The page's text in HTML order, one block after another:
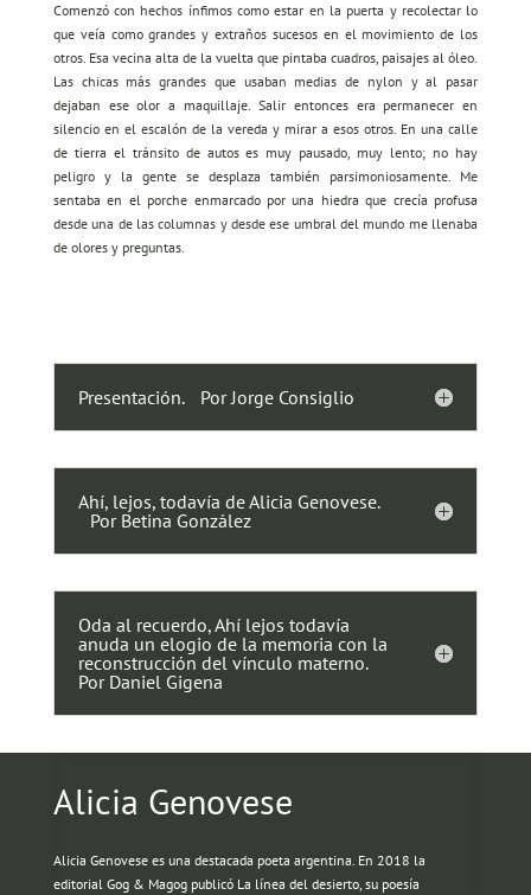
Comenzó con hechos ínfimos como estar en la puerta y recolectar lo
que veía como grandes y extraños sucesos en el movimiento de los
otros. Esa vecina alta de la vuelta que pintaba cuadros, paisajes al óleo.
Las chicas más grandes que usaban medias de nylon y al pasar
dejaban ese olor a maquillaje. Salir entonces era permanecer en
silencio en el escalón de la vereda y mirar a esos otros. En una calle
de tierra el tránsito de autos es muy pausado, muy lento; no hay
peligro y la gente se desplaza también parsimoniosamente. Me
sentaba en el porche enmarcado por una hiedra que crecía profusa
desde una de las columnas y desde ese umbral del mundo me llenaba
de olores y preguntas.
Presentación. Por Jorge Consiglio
Ahí, lejos, todavía de Alicia Genovese.
Por Betina González
Oda al recuerdo, Ahí lejos todavía
anuda un elogio de la memoria con la
reconstrucción del vínculo materno.
Por Daniel Gigena
Alicia Genovese
Alicia Genovesees una destacada poeta argentina. En 2018 la
editorial Gog & Magog publicó La línea del desierto, su poesía